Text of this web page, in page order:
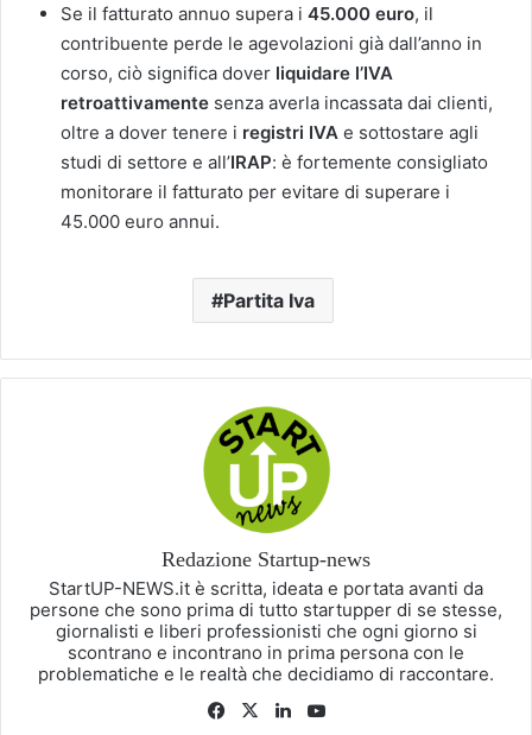
Se il fatturato annuo supera i 45.000 euro, il
contribuente perde le agevolazioni già dall’anno in
corso, ciò significa dover liquidare l’IVA
retroattivamente senza averla incassata dai clienti,
oltre a dover tenere i registri IVA e sottostare agli
studi di settore e all’IRAP: è fortemente consigliato
monitorare il fatturato per evitare di superare i
45.000 euro annui.
Partita Iva
Redazione Startup-news
StartUP-NEWS.it è scritta, ideata e portata avanti da
persone che sono prima di tutto startupper di se stesse,
giornalisti e liberi professionisti che ogni giorno si
scontrano e incontrano in prima persona con le
problematiche e le realtà che decidiamo di raccontare.
Facebook
X LinkedIn